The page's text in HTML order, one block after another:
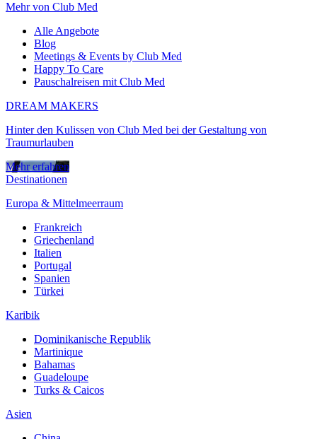
Mehr von Club Med
Alle Angebote
Blog
Meetings & Events by Club Med
Happy To Care
Pauschalreisen mit Club Med
DREAM MAKERS
Hinter den Kulissen von Club Med bei der Gestaltung von
Traumurlauben
Mehr erfahren
Destinationen
Europa & Mittelmeerraum
Frankreich
Griechenland
Italien
Portugal
Spanien
Türkei
Karibik
Dominikanische Republik
Martinique
Bahamas
Guadeloupe
Turks & Caicos
Asien